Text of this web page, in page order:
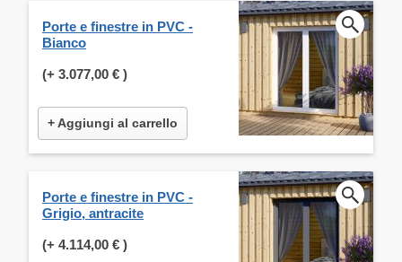
Porte e finestre in PVC -
Bianco
(+ 3.077,00 € )
+ Aggiungi al carrello
Porte e finestre in PVC -
Grigio, antracite
(+ 4.114,00 € )